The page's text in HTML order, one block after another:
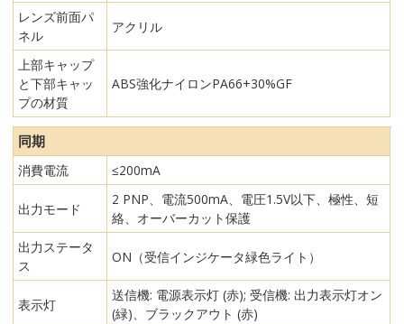
レンズ前面パ
ネル
アクリル
上部キャップ
と下部キャッ
プの材質
ABS強化ナイロンPA66+30%GF
同期
消費電流 ≤200mA
出力モード
2 PNP、電流500mA、電圧1.5V以下、極性、短
絡、オーバーカット保護
出力ステータ
ス
ON（受信インジケータ緑色ライト）
表示灯
送信機: 電源表示灯 (赤); 受信機: 出力表示灯オン
(緑)、ブラックアウト (赤)